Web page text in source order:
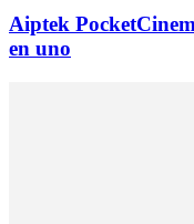
Aiptek
en uno